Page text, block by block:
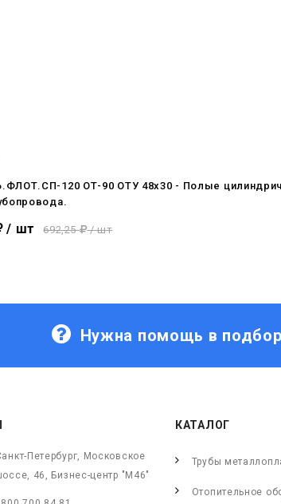
120 ОТ-90 ОТУ 48x30 - Полые
/ шт 692,25 / шт
Нужна помощь в
Петербург, Московское
46, Бизнес-центр "М46"
КАТАЛОГ
Трубы
Отопительное